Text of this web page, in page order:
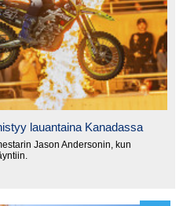
lauantaina Kanadassa
Jason Andersonin, kun